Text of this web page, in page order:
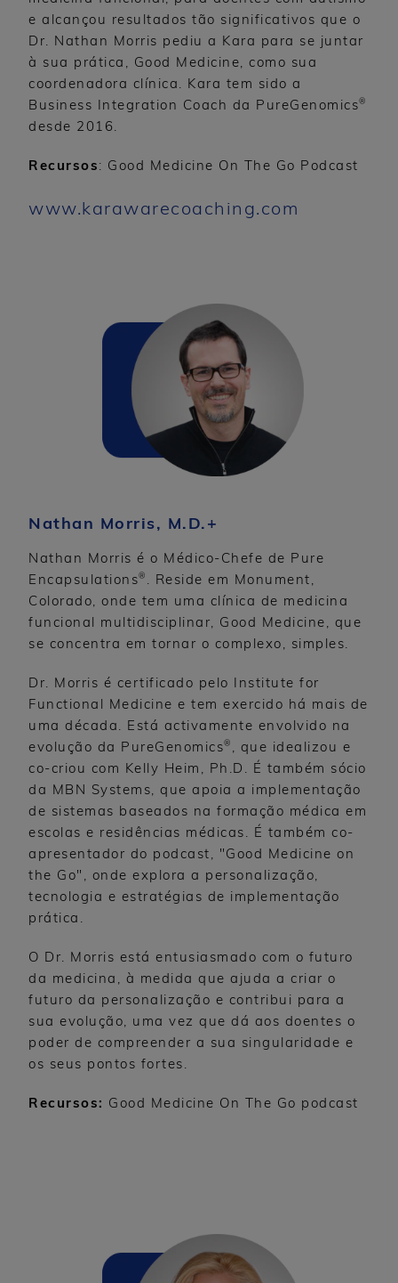
e alcançou resultados tão significativos que o
Dr. Nathan Morris pediu a Kara para se juntar
à sua prática, Good Medicine, como sua
coordenadora clínica. Kara tem sido a
Business Integration Coach da PureGenomics®
desde 2016.
Recursos : Good Medicine On The Go Podcast
www.karawarecoaching.com
Nathan Morris, M.D.+
Nathan Morris é o Médico-Chefe de Pure
Encapsulations® . Reside em Monument,
Colorado, onde tem uma clínica de medicina
funcional multidisciplinar, Good Medicine, que
se concentra em tornar o complexo, simples.
Dr. Morris é certificado pelo Institute for
Functional Medicine e tem exercido há mais de
uma década. Está activamente envolvido na
evolução da PureGenomics® , que idealizou e
co-criou com Kelly Heim, Ph.D. É também sócio
da MBN Systems, que apoia a implementação
de sistemas baseados na formação médica em
escolas e residências médicas. É também co-
apresentador do podcast, "Good Medicine on
the Go", onde explora a personalização,
tecnologia e estratégias de implementação
prática.
O Dr. Morris está entusiasmado com o futuro
da medicina, à medida que ajuda a criar o
futuro da personalização e contribui para a
sua evolução, uma vez que dá aos doentes o
poder de compreender a sua singularidade e
os seus pontos fortes.
Recursos: Good Medicine On The Go podcast